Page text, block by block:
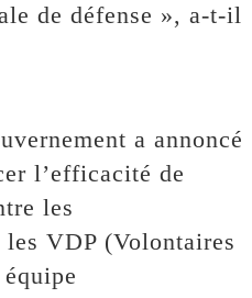
de défense », a-t-il
a annoncé
l’efficacité de
les
les VDP (Volontaires